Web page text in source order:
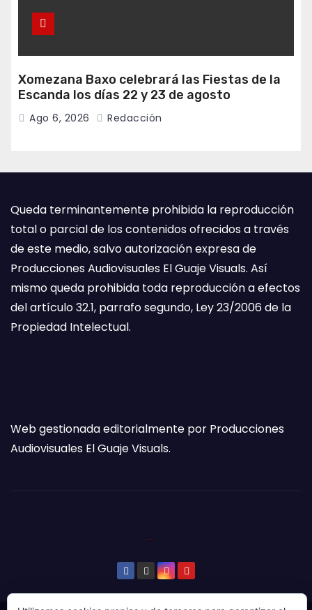
Xomezana Baxo celebrará las Fiestas de la
Escanda los días 22 y 23 de agosto
Ago 6, 2026 Redacción
Queda terminantemente prohibida la reproducción
total o parcial de los contenidos ofrecidos a través
de este medio, salvo autorización expresa de
Producciones Audiovisuales El Guaje Visuals. Así
mismo queda prohibida toda reproducción a efectos
del artículo 32.1, parrafo segundo, Ley 23/2006 de la
Propiedad Intelectual.
Web gestionada editorialmente por Producciones
Audiovisuales El Guaje Visuals.